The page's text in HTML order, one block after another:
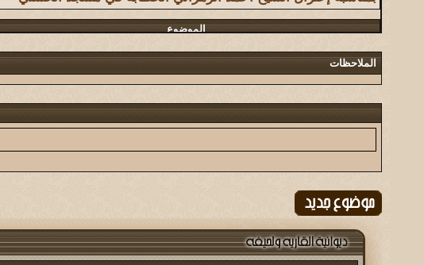
سلسلة فوائد أحببت من الجميع الاستفادة منها
نبذه عن سوق اثنين بن حموض + صور افتتاحه...
الموضوع
الموضوع
(الحـُـــريه )
الموضوع
تحليل شخصيات الاعضاء
الملاحظات